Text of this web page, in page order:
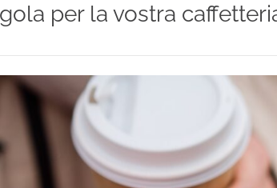
per la vostra